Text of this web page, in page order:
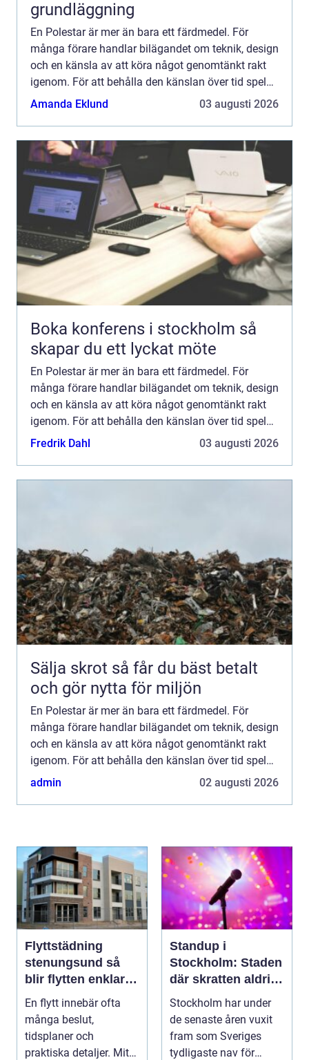
grundläggning
En Polestar är mer än bara ett färdmedel. För
många förare handlar bilägandet om teknik, design
och en känsla av att köra något genomtänkt rakt
igenom. För att behålla den känslan över tid spelar
valet av Polestar service en avgörande roll. Rätt
Amanda Eklund 03 augusti 2026
Boka konferens i stockholm så
skapar du ett lyckat möte
En Polestar är mer än bara ett färdmedel. För
många förare handlar bilägandet om teknik, design
och en känsla av att köra något genomtänkt rakt
igenom. För att behålla den känslan över tid spelar
valet av Polestar service en avgörande roll. Rätt
Fredrik Dahl 03 augusti 2026
Sälja skrot så får du bäst betalt
och gör nytta för miljön
En Polestar är mer än bara ett färdmedel. För
många förare handlar bilägandet om teknik, design
och en känsla av att köra något genomtänkt rakt
igenom. För att behålla den känslan över tid spelar
valet av Polestar service en avgörande roll. Rätt
admin 02 augusti 2026
Flyttstädning
stenungsund så
blir flytten enklare
och mer trygg
En flytt innebär ofta
många beslut,
tidsplaner och
praktiska detaljer. Mitt i
Standup i
Stockholm: Staden
där skratten aldrig
tar paus
Stockholm har under
de senaste åren vuxit
fram som Sveriges
tydligaste nav för